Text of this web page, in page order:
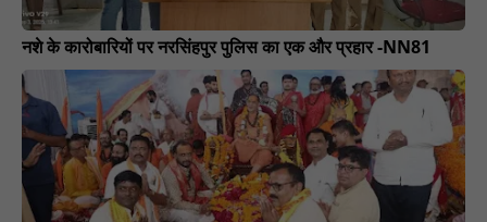
नशे के कारोबारियों पर नरसिंहपुर पुलिस का एक और प्रहार -NN81